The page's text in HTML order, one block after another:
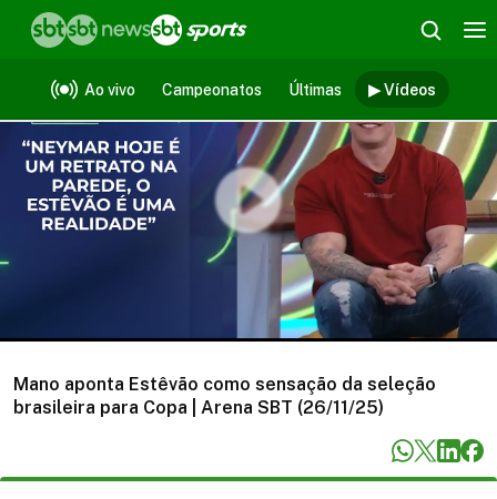
Ao vivo Campeonatos Últimas ▶ Vídeos
Vídeos
Mano aponta Estêvão como sensação da seleção
brasileira para Copa | Arena SBT (26/11/25)